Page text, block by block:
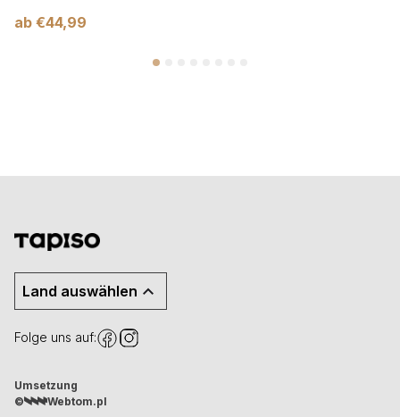
ab €44,99
Land auswählen
Folge uns auf:
Umsetzung
©
Webtom.pl